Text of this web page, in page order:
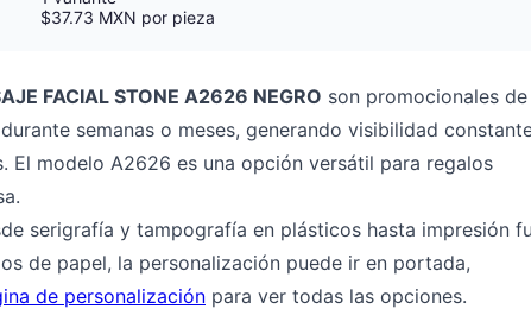
$37.73 MXN por pieza
FACIAL STONE A2626 NEGRO son promocionales
semanas o meses, generando visibilidad
modelo A2626 es una opción versátil para regalos
serigrafía y tampografía en plásticos hasta impresión
de papel, la personalización puede ir en portada,
de personalización para ver todas las opciones.